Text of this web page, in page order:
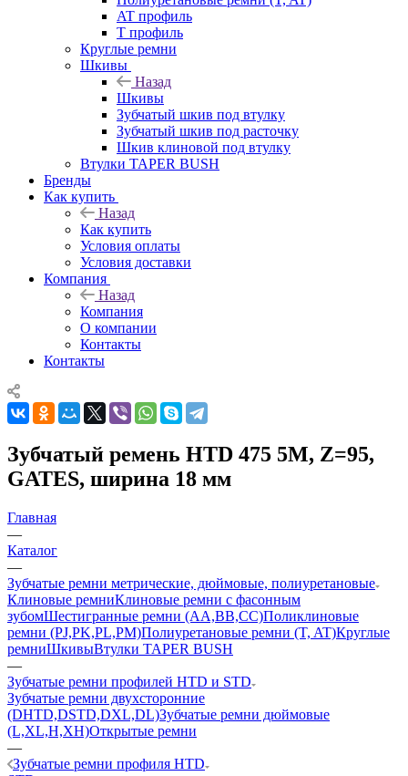
AT профиль
T профиль
Круглые ремни
Шкивы
Назад
Шкивы
Зубчатый шкив под втулку
Зубчатый шкив под расточку
Шкив клиновой под втулку
Втулки TAPER BUSH
Бренды
Как купить
Назад
Как купить
Условия оплаты
Условия доставки
Компания
Назад
Компания
О компании
Контакты
Контакты
Зубчатый ремень HTD 475 5M, Z=95,
GATES, ширина 18 мм
Главная
—
Каталог
—
Зубчатые ремни метрические, дюймовые, полиуретановые
Клиновые ремниКлиновые ремни с фасонным
зубомШестигранные ремни (AA,BB,CC)Поликлиновые
ремни (PJ,PK,PL,PM)Полиуретановые ремни (T, AT)Круглые
ремниШкивыВтулки TAPER BUSH
—
Зубчатые ремни профилей HTD и STD
Зубчатые ремни двухсторонние
(DHTD,DSTD,DXL,DL)Зубчатые ремни дюймовые
(L,XL,H,XH)Открытые ремни
—
Зубчатые ремни профиля HTD